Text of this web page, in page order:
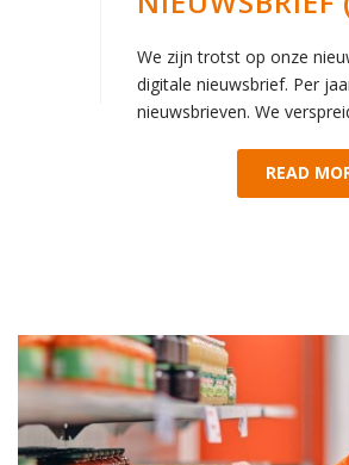
We zijn trotst op onze
digitale nieuwsbrief. Per
nieuwsbrieven. We
READ